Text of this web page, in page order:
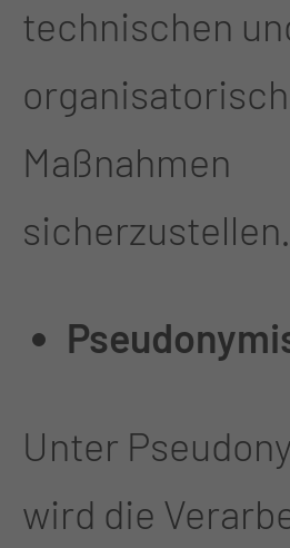
technischen
Maßnahmen
sicherzustellen.
Unter
wird die